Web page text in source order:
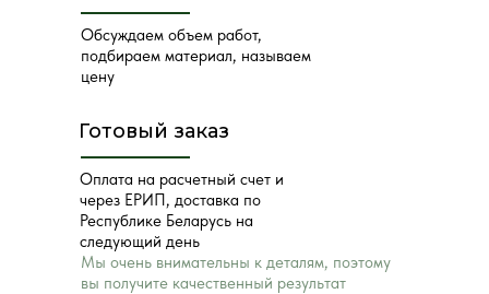
Мы очень внимательны к деталям, поэтому
вы получите качественный результат
Обсуждаем объем работ,
подбираем материал, называем
цену
Готовый заказ
Оплата на расчетный счет и
через ЕРИП, доставка по
Республике Беларусь на
следующий день